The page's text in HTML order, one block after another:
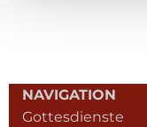
NAVIGATION
Gottesdienste